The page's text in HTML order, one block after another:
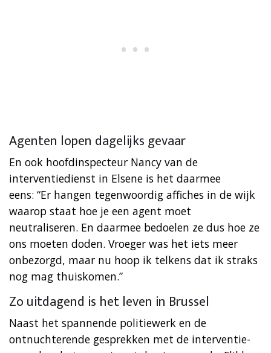
Agenten lopen dagelijks gevaar
En ook hoofdinspecteur Nancy van de
interventiedienst in Elsene is het daarmee
eens: “Er hangen tegenwoordig affiches in de wijk
waarop staat hoe je een agent moet
neutraliseren. En daarmee bedoelen ze dus hoe ze
ons moeten doden. Vroeger was het iets meer
onbezorgd, maar nu hoop ik telkens dat ik straks
nog mag thuiskomen.”
Zo uitdagend is het leven in Brussel
Naast het spannende politiewerk en de
ontnuchterende gesprekken met de interventie-